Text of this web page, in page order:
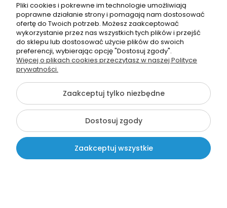
Breloczek "Super English
Student" (rozmiar 58mm) +
twój napis
4,99 zł
Pliki cookies i pokrewne im technologie umożliwiają
poprawne działanie strony i pomagają nam dostosować
ofertę do Twoich potrzeb. Możesz zaakceptować
wykorzystanie przez nas wszystkich tych plików i przejść
do sklepu lub dostosować użycie plików do swoich
preferencji, wybierając opcję "Dostosuj zgody".
Więcej o plikach cookies przeczytasz w naszej Polityce
prywatności.
Zaakceptuj tylko niezbędne
Dostosuj zgody
Zaakceptuj wszystkie